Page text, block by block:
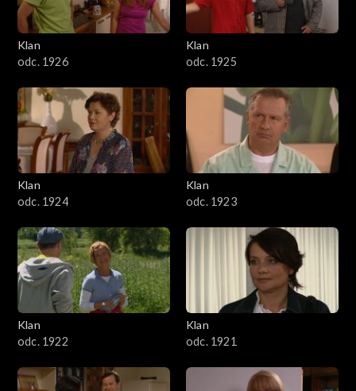
Klan
odc. 1926
Klan
odc. 1925
Klan
odc. 1924
Klan
odc. 1923
Klan
odc. 1922
Klan
odc. 1921